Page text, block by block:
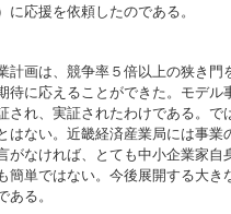
に応援を依頼したのである。
画は、競争率５倍以上の狭き門
待に応えることができた。モデ
され、実証されたわけである。
はない。近畿経済産業局には事
がなければ、とても中小企業家
簡単ではない。今後展開する大
ある。